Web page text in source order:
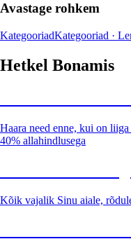
Avastage rohkem
KategooriadKategooriad ·
Hetkel Bonamis
Haara need enne, kui on
40% allahindlusega
Kõik vajalik Sinu aiale,